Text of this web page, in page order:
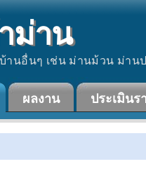
ม่าน
นอื่นๆ เช่น ม่านม้วน ม่าน
ผลงาน ประเมินร